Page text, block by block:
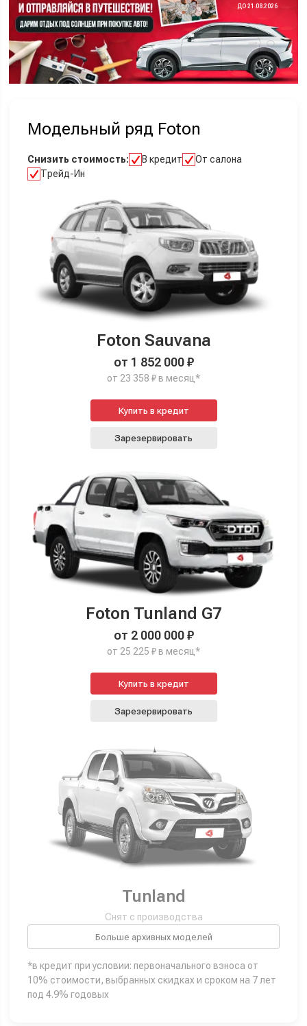
ДО 21.08.2026
Модельный ряд Foton
Снизить стоимость: В кредит
От салона
Трейд-Ин
Foton Sauvana
от 1 852 000 ₽
от 23 358 ₽ в месяц*
Купить в кредит
Зарезервировать
Foton Tunland G7
от 2 000 000 ₽
от 25 225 ₽ в месяц*
Купить в кредит
Зарезервировать
Tunland
Снят с производства
Больше архивных моделей
*в кредит при условии: первоначального взноса от
10% стоимости, выбранных скидках и сроком на 7 лет
под 4.9% годовых